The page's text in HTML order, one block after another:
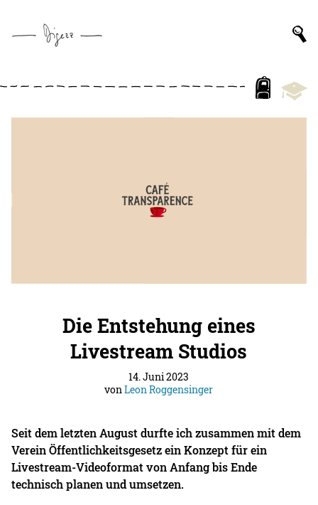
Die Entstehung eines
Livestream Studios
14. Juni 2023
vonLeon Roggensinger
Seit dem letzten August durfte ich zusammen mit dem
Verein Öffentlichkeitsgesetz ein Konzept für ein
Livestream-Videoformat von Anfang bis Ende
technisch planen und umsetzen.